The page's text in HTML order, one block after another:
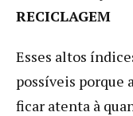
RECICLAGEM
Esses altos
possíveis porque
ficar atenta à